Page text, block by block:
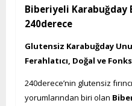
Biberiyeli Karabuğday
240derece
Glutensiz Karabuğday
Ferahlatıcı, Doğal ve
240derece’nin glutensiz
yorumlarından biri olan